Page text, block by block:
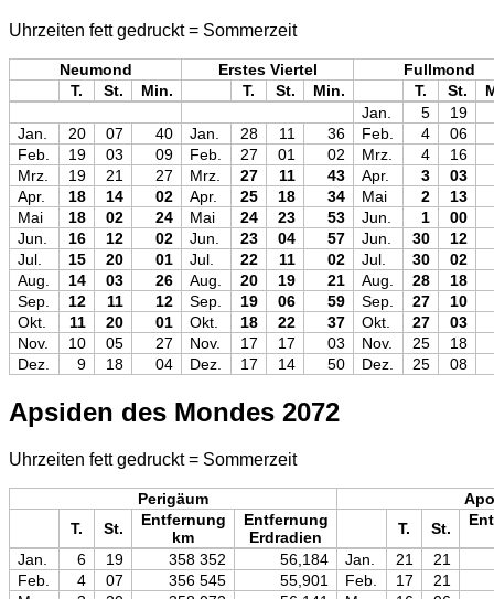
Uhrzeiten fett gedruckt = Sommerzeit
Neumond Erstes Viertel
Fullmond
T.
St. Min. T. St. Min. T. St.
Jan.
5
19
Jan.
20 07 40 Jan. 28 11 36 Feb. 4
06
Feb.
19 03 09 Feb. 27 01 02 Mrz. 4
16
Mrz.
19 21 27 Mrz. 27 11 43 Apr. 3
03
Apr.
18 14 02 Apr. 25 18 34 Mai 2
13
Mai
18 02 24 Mai 24 23 53 Jun. 1
00
Jun.
16 12 02 Jun. 23 04 57 Jun. 30
12
Jul.
15 20 01 Jul. 22 11 02 Jul. 30
02
Aug.
14 03 26 Aug. 20 19 21 Aug. 28
18
Sep.
12 11 12 Sep. 19 06 59 Sep. 27
10
Okt.
11 20 01 Okt. 18 22 37 Okt. 27
03
Nov.
10 05 27 Nov. 17 17 03 Nov. 25
18
Dez.
9 18 04 Dez. 17 14 50 Dez. 25 08
Apsiden des Mondes 2072
Uhrzeiten fett gedruckt = Sommerzeit
Perigäum
T.
St.
Entfernung
km
Entfernung
Erdradien
T. St.
Jan. 6 19 358 352 56,184 Jan. 21
21
Feb.
4 07 356 545 55,901 Feb. 17
21